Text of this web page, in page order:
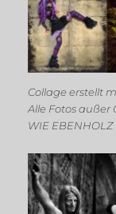
Collage erstellt
Alle Fotos außer
WIE EBENHOLZ